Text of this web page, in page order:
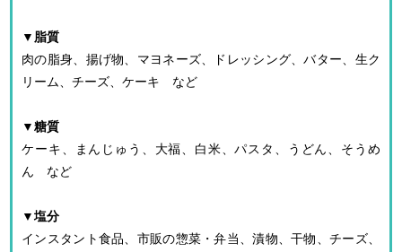
▼脂質
肉の脂身、揚げ物、マヨネーズ、ドレッシング、バター、生ク
リーム、チーズ、ケーキ など
▼糖質
ケーキ、まんじゅう、大福、白米、パスタ、うどん、そうめ
ん など
▼塩分
インスタント食品、市販の惣菜・弁当、漬物、干物、チーズ、